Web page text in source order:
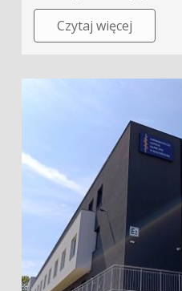
Czytaj więcej